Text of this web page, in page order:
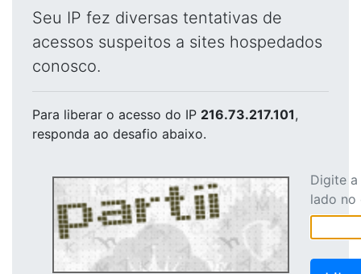
Seu IP fez diversas tentativas de
acessos suspeitos a sites hospedados
conosco.
Para liberar o acesso do IP 216.73.217.101,
responda ao desafio abaixo.
Digite
lado no